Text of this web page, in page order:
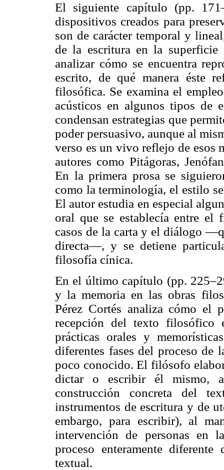
El siguiente capítulo (pp.
dispositivos creados para
son de carácter temporal y
de la escritura en la
analizar cómo se encuentra
escrito, de qué manera éste
filosófica. Se examina el
acústicos en algunos tipos de
condensan estrategias que
poder persuasivo, aunque al
verso es un vivo reflejo de esos
autores como Pitágoras,
En la primera prosa se
como la terminología, el estilo
El autor estudia en especial
oral que se establecía entre el
casos de la carta y el diálogo
directa—, y se detiene
filosofía cínica.
En el último capítulo (pp.
y la memoria en las obras
Pérez Cortés analiza cómo el
recepción del texto filosófico
prácticas orales y
diferentes fases del proceso de
poco conocido. El filósofo
dictar o escribir él mismo,
construcción concreta del
instrumentos de escritura y de
embargo, para escribir), al
intervención de personas en
proceso enteramente
textual.